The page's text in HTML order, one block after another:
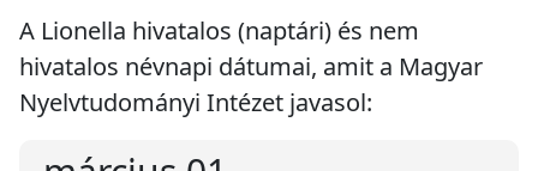
A Lionella hivatalos (naptári) és nem
hivatalos névnapi dátumai, amit a Magyar
Nyelvtudományi Intézet javasol: